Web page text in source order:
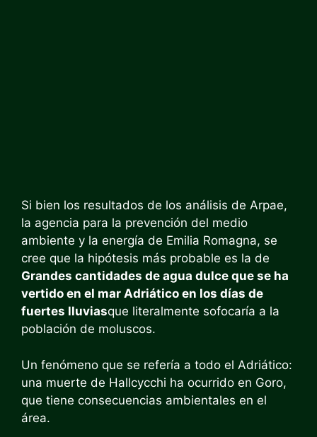
Si bien los resultados de los análisis de Arpae,
la agencia para la prevención del medio
ambiente y la energía de Emilia Romagna, se
cree que la hipótesis más probable es la de
Grandes cantidades de agua dulce que se ha
vertido en el mar Adriático en los días de
fuertes lluviasque literalmente sofocaría a la
población de moluscos.
Un fenómeno que se refería a todo el Adriático:
una muerte de Hallcycchi ha ocurrido en Goro,
que tiene consecuencias ambientales en el
área.